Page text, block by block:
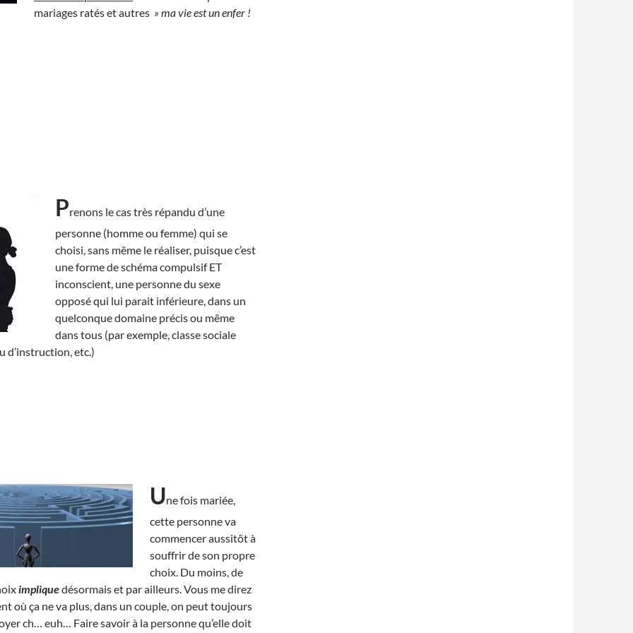
mariages ratés et autres » ma vie est un enfer !
Prenons le cas très répandu d’une
personne (homme ou femme) qui se
choisi, sans même le réaliser, puisque c’est
une forme de schéma compulsif ET
inconscient, une personne du sexe
opposé qui lui parait inférieure, dans un
quelconque domaine précis ou même
dans tous (par exemple, classe sociale
d’instruction, etc.)
Une fois mariée,
cette personne va
commencer aussitôt à
souffrir de son propre
choix. Du moins, de
impliquedésormais et par ailleurs. Vous me direz
où ça ne va plus, dans un couple, on peut toujours
ch… euh… Faire savoir à la personne qu’elle doit